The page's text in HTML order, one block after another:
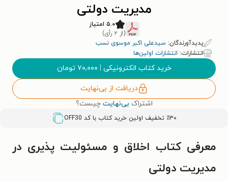
مدیریت دولتی
۵.۰ امتیاز
(از ۲ رأی)
پدیدآورندگان: سیدعلی اکبر موسوی نسب
انتشارات: انتشارات اولین‌ها
خرید کتاب الکترونیکی | ۷۰,۰۰۰ تومان
دریافت از بی‌نهایت
اشتراک بی‌نهایت چیست؟
٪۳۰ تخفیف اولین خرید کتاب با کد OFF30
معرفی کتاب اخلاق و مسئولیت پذیری در
مدیریت دولتی